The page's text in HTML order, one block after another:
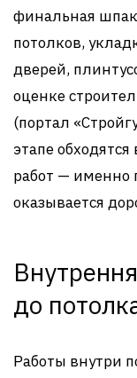
финальная
потолков,
дверей,
оценке
(портал
этапе
работ — именно
оказывается
до
Работы внутри